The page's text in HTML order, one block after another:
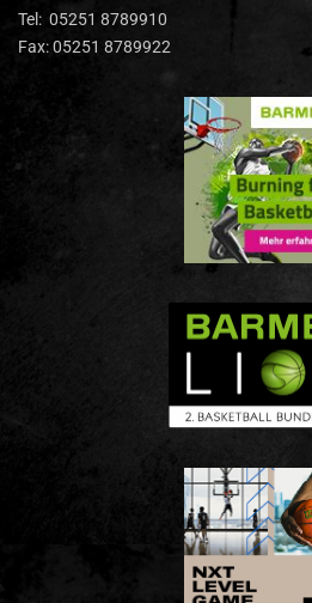
Tel: 05251 8789910
Fax: 05251 8789922